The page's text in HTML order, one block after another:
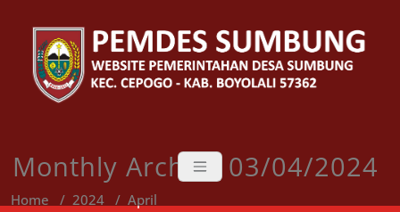
content
Monthly Archive 03/04/2024
Home / 2024 / April